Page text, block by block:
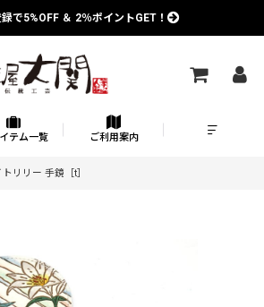
で5%OFF ＆ 2％ポイントGET！
テム一覧 ご利用案内
リリー 手鏡［t］